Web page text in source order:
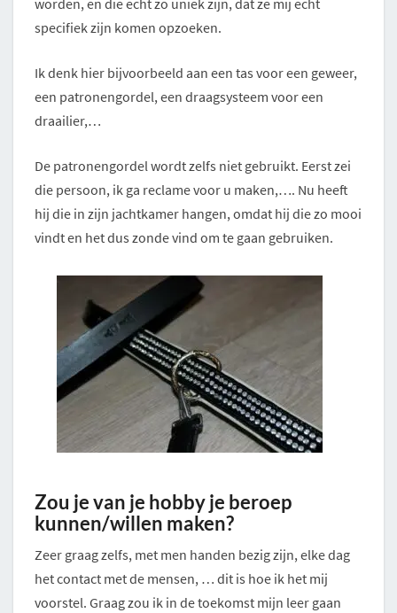
worden, en die echt zo uniek zijn, dat ze mij echt
specifiek zijn komen opzoeken.
Ik denk hier bijvoorbeeld aan een tas voor een geweer,
een patronengordel, een draagsysteem voor een
draailier,…
De patronengordel wordt zelfs niet gebruikt. Eerst zei
die persoon, ik ga reclame voor u maken,…. Nu heeft
hij die in zijn jachtkamer hangen, omdat hij die zo mooi
vindt en het dus zonde vind om te gaan gebruiken.
Zou je van je hobby je beroep
kunnen/willen maken?
Zeer graag zelfs, met men handen bezig zijn, elke dag
het contact met de mensen, … dit is hoe ik het mij
voorstel. Graag zou ik in de toekomst mijn leer gaan